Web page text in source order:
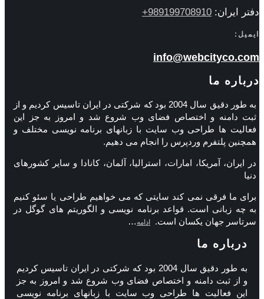
دفتر ایران: 989199708910+
ایمیل:
info@webcityco.com
درباره ما
به طور دقیق سال 2004 بود که شرکتی در ایران تاسیس کردیم و از
ثبت دامنه و اختصاص فضای وب شروع شد و امروز به جز این
فعالیت ها طراحی وب سایت با زبانهای برنامه نویسی مختلف و
همچنین پلتفرم وردپرس را انجام می دهیم.
در ایران، آمریکا، امارات، استرالیا، آلمان، کانادا و سایر کشورهای
دنیا
برای ما فرقی نمی کند سایتی که می خواهیم طراحی یا سئو کنیم
به چه زبانی است. قواعد برنامه نویسی و الگوریتم های گوگل در
سرتاسر جهان یکسان است.
ادامه …
درباره ما
به طور دقیق سال 2004 بود که شرکتی در ایران تاسیس کردیم
و از ثبت دامنه و اختصاص فضای وب شروع شد و امروز به جز
این فعالیت ها طراحی وب سایت با زبانهای برنامه نویسی